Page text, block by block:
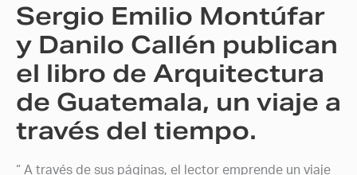
Sergio Emilio Montúfar
y Danilo Callén publican
el libro de Arquitectura
de Guatemala, un viaje a
través del tiempo.
“ A través de sus páginas, el lector emprende un viaje
libro
Arquitectura
de
Guatemala,
un
viaje